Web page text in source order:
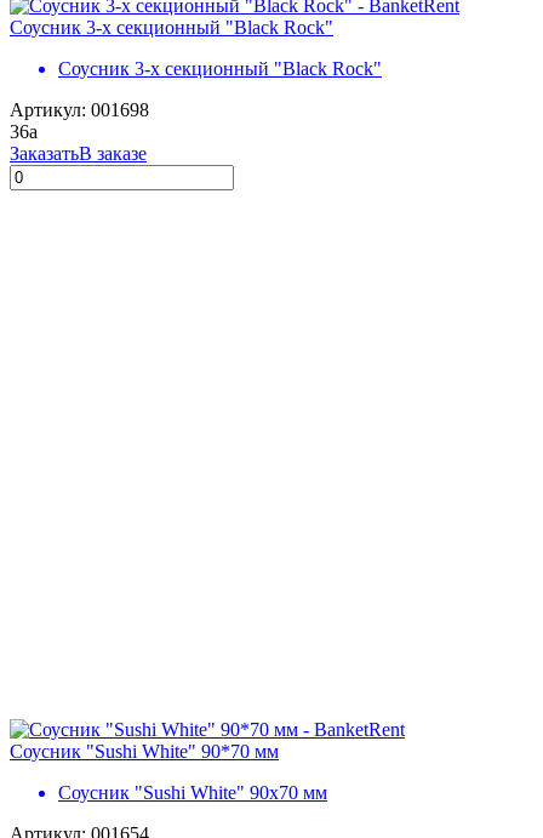
Соусник 3-х секционный "Black Rock"
Соусник 3-х секционный "Black Rock"
Артикул: 001698
36a
ЗаказатьВ заказе
Соусник "Sushi White" 90*70 мм
Соусник "Sushi White" 90х70 мм
Артикул: 001654